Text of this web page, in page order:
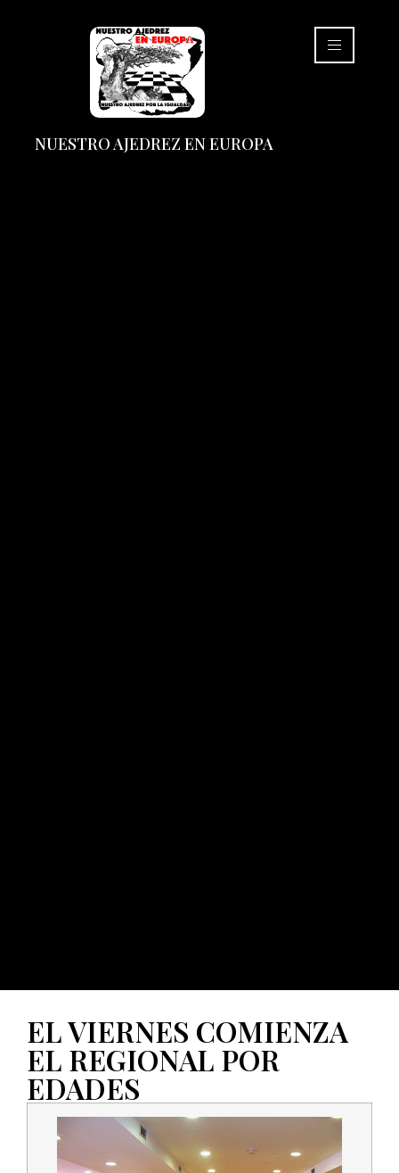
NUESTRO AJEDREZ EN EUROPA
EL VIERNES COMIENZA
EL REGIONAL POR
EDADES